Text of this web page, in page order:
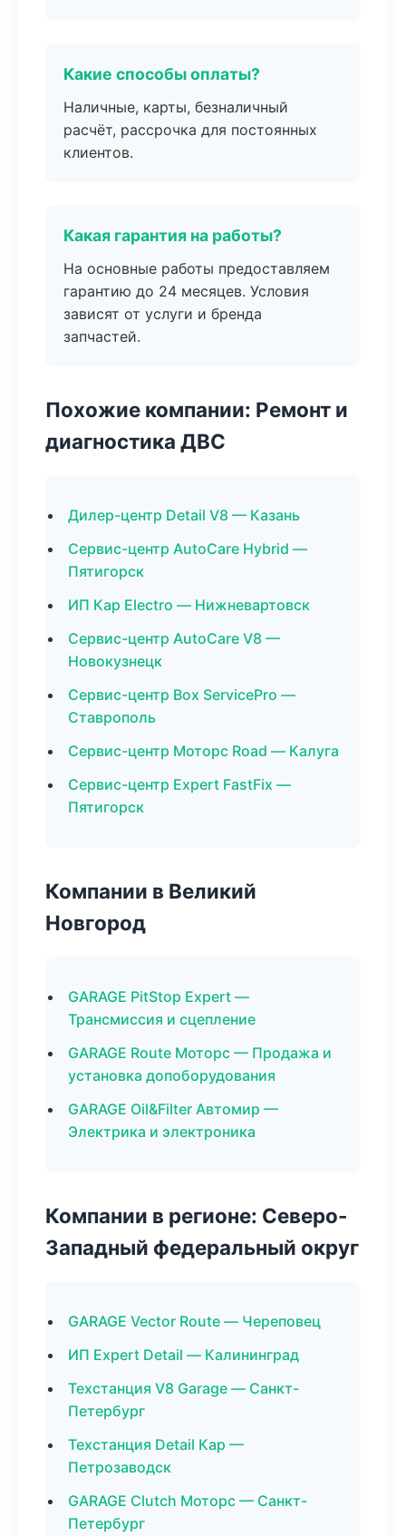
Какие способы оплаты?
Наличные, карты, безналичный
расчёт, рассрочка для постоянных
клиентов.
Какая гарантия на работы?
На основные работы предоставляем
гарантию до 24 месяцев. Условия
зависят от услуги и бренда
запчастей.
Похожие компании: Ремонт и
диагностика ДВС
Дилер-центр Detail V8 — Казань
Сервис-центр AutoCare Hybrid —
Пятигорск
ИП Кар Electro — Нижневартовск
Сервис-центр AutoCare V8 —
Новокузнецк
Сервис-центр Box ServicePro —
Ставрополь
Сервис-центр Моторс Road — Калуга
Сервис-центр Expert FastFix —
Пятигорск
Компании в Великий
Новгород
GARAGE PitStop Expert —
Трансмиссия и сцепление
GARAGE Route Моторс — Продажа и
установка допоборудования
GARAGE Oil&Filter Автомир —
Электрика и электроника
Компании в регионе: Северо-
Западный федеральный округ
GARAGE Vector Route — Череповец
ИП Expert Detail — Калининград
Техстанция V8 Garage — Санкт-
Петербург
Техстанция Detail Кар —
Петрозаводск
GARAGE Clutch Моторс — Санкт-
Петербург